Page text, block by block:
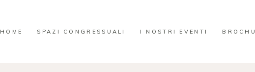
HOME SPAZI CONGRESSUALI I NOSTRI EVENTI